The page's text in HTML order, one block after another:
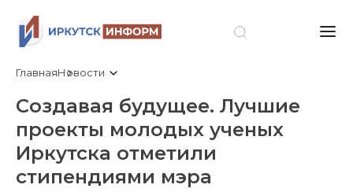
ГлавнаяНовости
Создавая будущее. Лучшие
проекты молодых ученых
Иркутска отметили
стипендиями мэра